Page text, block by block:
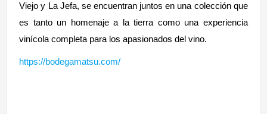
Viejo y La Jefa, se encuentran juntos en una colección que
es tanto un homenaje a la tierra como una experiencia
vinícola completa para los apasionados del vino.
https://bodegamatsu.com/